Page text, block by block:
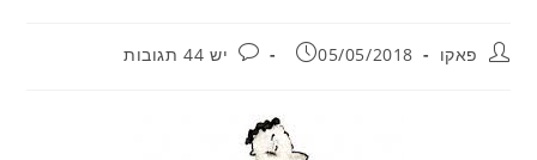
מחבר:פאקו פורסם:
05/05/2018 תגובות:
יש 44 תגובות